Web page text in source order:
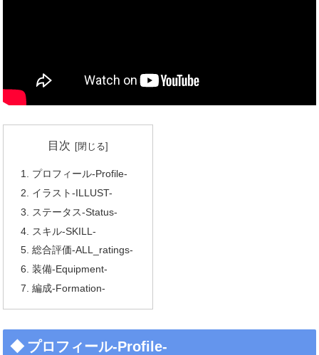
目次
プロフィール-Profile-
イラスト-ILLUST-
ステータス-Status-
スキル-SKILL-
総合評価-ALL_ratings-
装備-Equipment-
編成-Formation-
プロフィール-Profile-